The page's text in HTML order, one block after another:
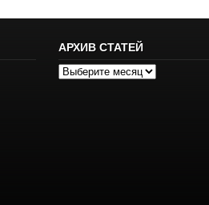
АРХИВ СТАТЕЙ
Архив